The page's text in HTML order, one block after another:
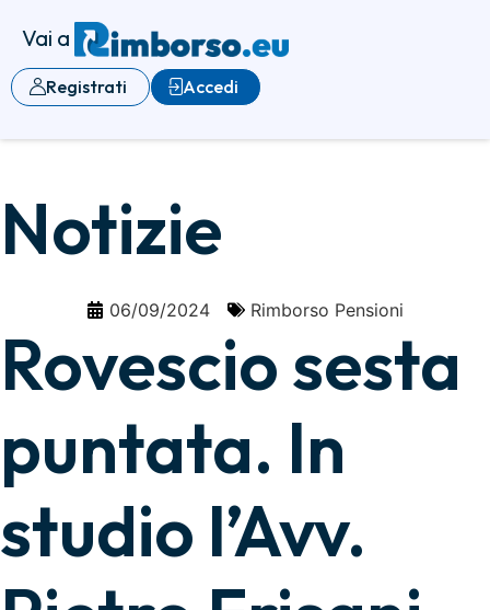
Vai a
Accedi
Registrati
Notizie
06/09/2024 Rimborso Pensioni
Rovescio sesta
puntata. In
studio l’Avv.